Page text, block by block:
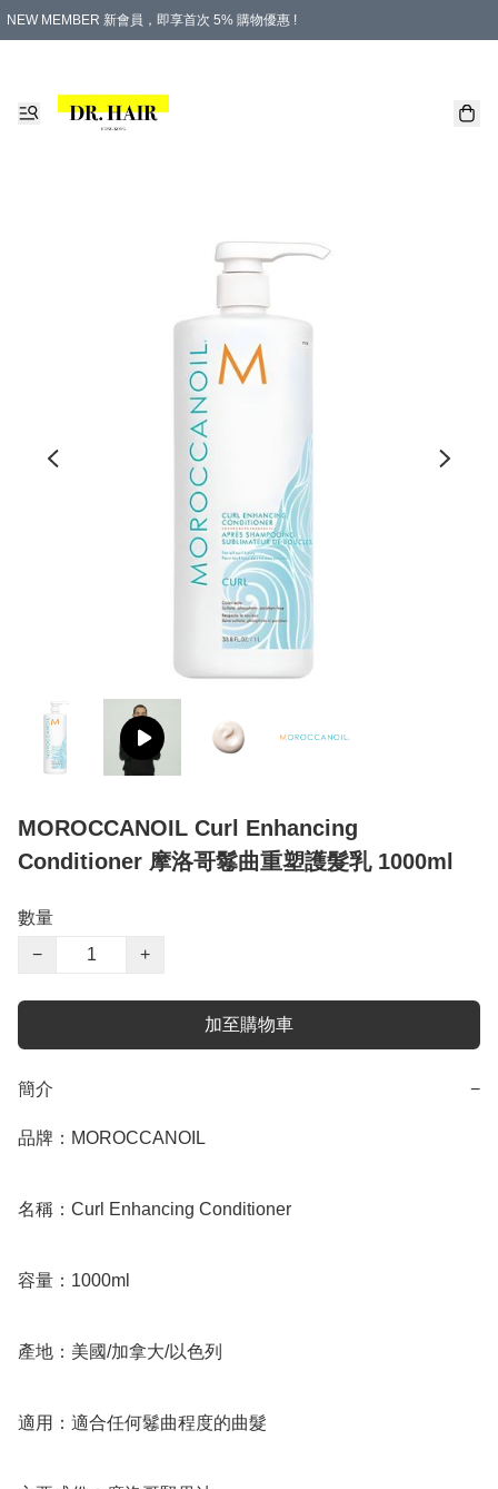
NEW MEMBER 新會員，即享首次 5% 購物優惠 !
MOROCCANOIL Curl Enhancing
Conditioner 摩洛哥鬈曲重塑護髮乳 1000ml
數量
−
+
加至購物車
簡介 −
品牌：MOROCCANOIL
名稱：Curl Enhancing Conditioner
容量：1000ml
產地：美國/加拿大/以色列
適用：適合任何鬈曲程度的曲髮